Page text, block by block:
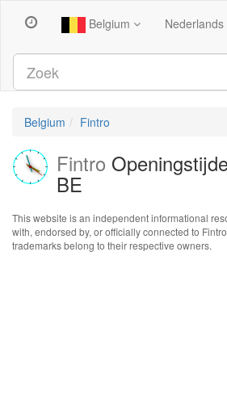
Belgium Nederlands
Belgium Fintro
Fintro
BE
This website is an independent informational
with, endorsed by, or officially connected to
trademarks belong to their respective owners.